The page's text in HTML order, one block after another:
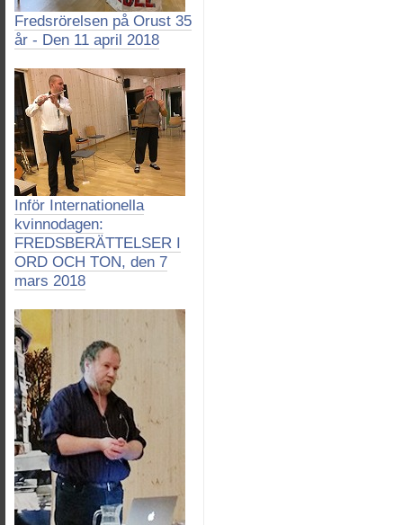
Fredsrörelsen på Orust 35
år - Den 11 april 2018
Inför Internationella
kvinnodagen:
FREDSBERÄTTELSER I
ORD OCH TON, den 7
mars 2018